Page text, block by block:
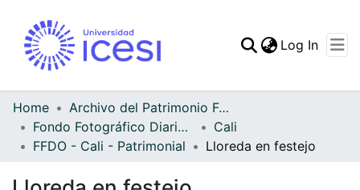
Statistics
Log In
Home
Archivo del Patrimonio Fotográfico y Fílmico del Valle del Cauca
Fondo Fotográfico Diario Occidente
Cali
FFDO - Cali - Patrimonial
Lloreda en festejo